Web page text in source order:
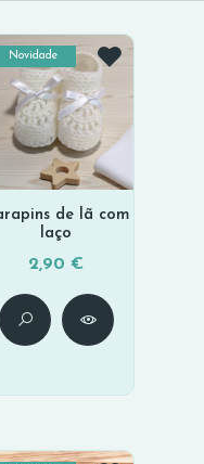
Novidade
de lã com
laço
2,90 €